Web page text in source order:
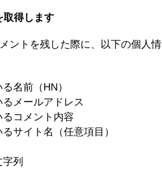
取得します
ントを残した際に、以下の個人
名前（HN）
メールアドレス
コメント内容
サイト名（任意項目）
列